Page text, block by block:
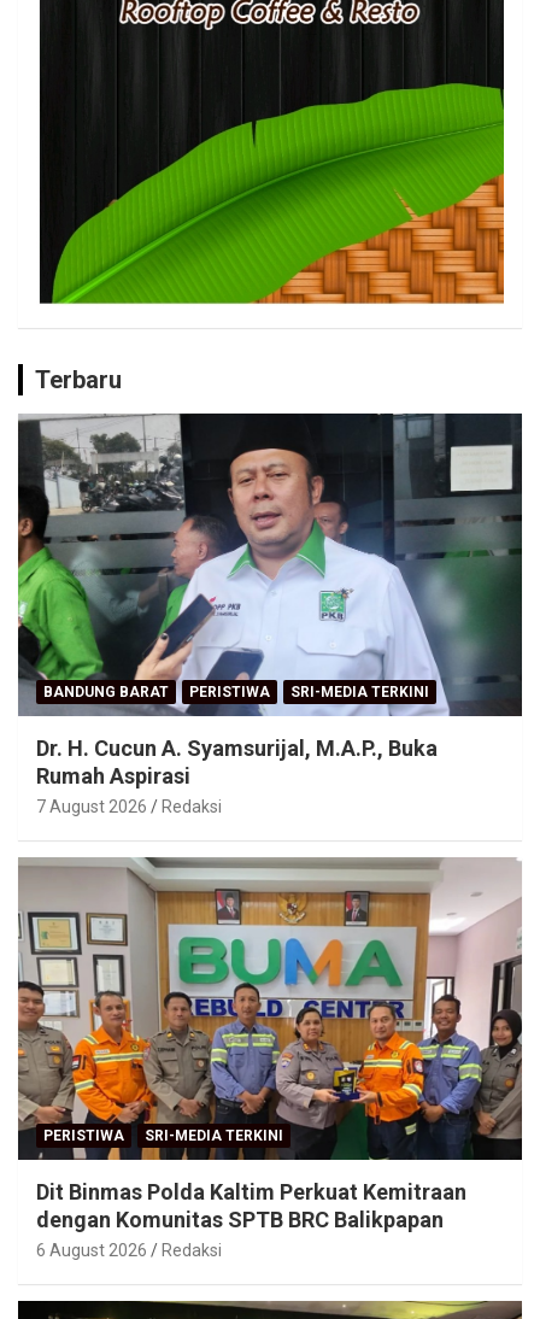
Terbaru
BANDUNG BARAT PERISTIWA SRI-MEDIA TERKINI
Dr. H. Cucun A. Syamsurijal, M.A.P., Buka
Rumah Aspirasi
7 August 2026 Redaksi
PERISTIWA SRI-MEDIA TERKINI
Dit Binmas Polda Kaltim Perkuat Kemitraan
dengan Komunitas SPTB BRC Balikpapan
6 August 2026 Redaksi